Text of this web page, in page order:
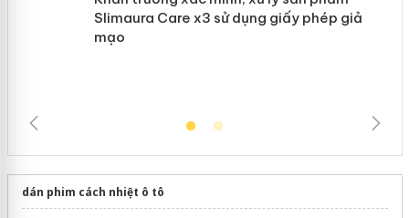
Slimaura Care x3 sử dụng giấy phép
dán phim cách nhiệt ô tô